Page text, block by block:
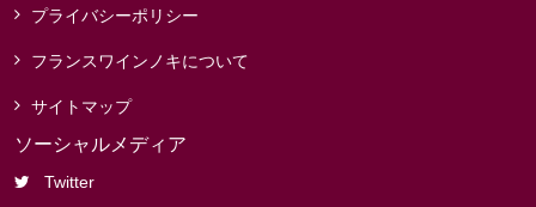
プライバシーポリシー
フランスワインノキについて
サイトマップ
ソーシャルメディア
Twitter